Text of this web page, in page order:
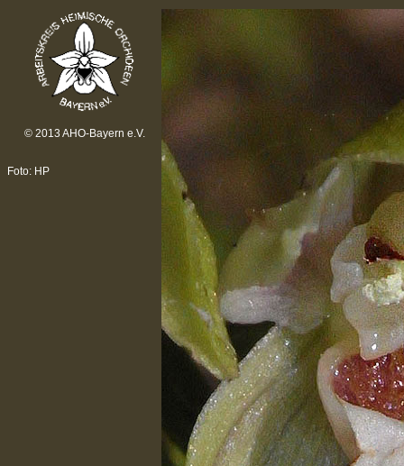
© 2013 AHO-Bayern e.V.
Foto: HP